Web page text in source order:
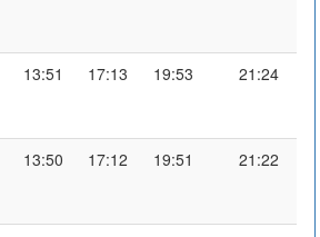
13:51 17:13 19:53 21:24
13:50 17:12 19:51 21:22